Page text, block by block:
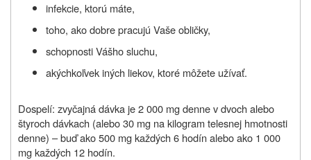
infekcie, ktorú máte,
toho, ako dobre pracujú Vaše obličky,
schopnosti Vášho sluchu,
akýchkoľvek iných liekov, ktoré môžete užívať.
Dospelí: zvyčajná dávka je 2 000 mg denne v dvoch alebo
štyroch dávkach (alebo 30 mg na kilogram telesnej hmotnosti
denne) – buď ako 500 mg každých 6 hodín alebo ako 1 000
mg každých 12 hodín.